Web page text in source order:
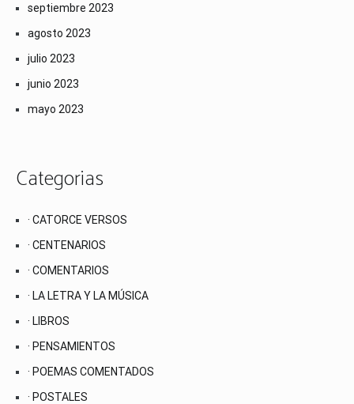
septiembre 2023
agosto 2023
julio 2023
junio 2023
mayo 2023
Categorias
· CATORCE VERSOS
· CENTENARIOS
· COMENTARIOS
· LA LETRA Y LA MÚSICA
· LIBROS
· PENSAMIENTOS
· POEMAS COMENTADOS
· POSTALES